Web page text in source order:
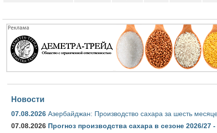
Новости
07.08.2026 Азербайджан: Производство сахара за шесть
07.08.2026 Прогноз производства сахара в сезоне 2026/